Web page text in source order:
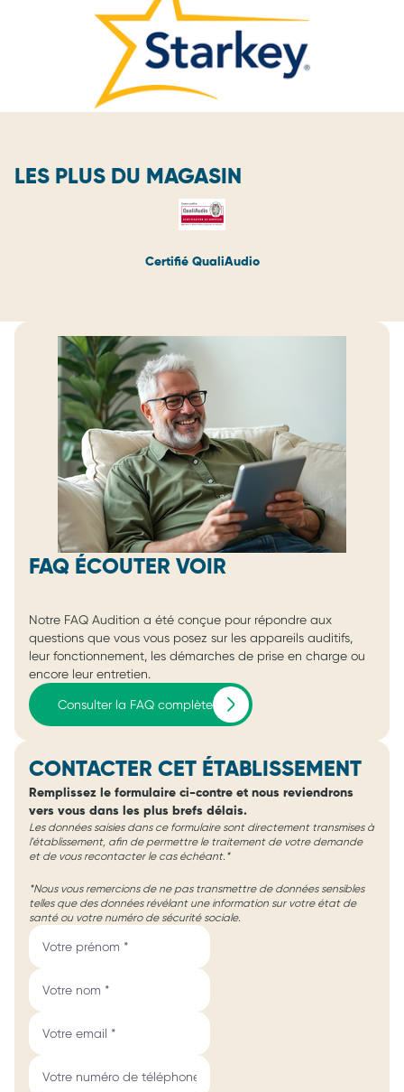
LES PLUS DU MAGASIN
Certifié QualiAudio
FAQ ÉCOUTER VOIR
Notre FAQ Audition a été conçue pour répondre aux
questions que vous vous posez sur les appareils auditifs,
leur fonctionnement, les démarches de prise en charge ou
encore leur entretien.
Consulter la FAQ complète
CONTACTER CET ÉTABLISSEMENT
Remplissez le formulaire ci-contre et nous reviendrons
vers vous dans les plus brefs délais.
Les données saisies dans ce formulaire sont directement transmises à
l'établissement, afin de permettre le traitement de votre demande
et de vous recontacter le cas échéant.*
*Nous vous remercions de ne pas transmettre de données sensibles
telles que des données révélant une information sur votre état de
santé ou votre numéro de sécurité sociale.